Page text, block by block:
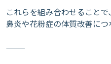
これらを組み合わせることで、
鼻炎や花粉症の体質改善につ
⸻